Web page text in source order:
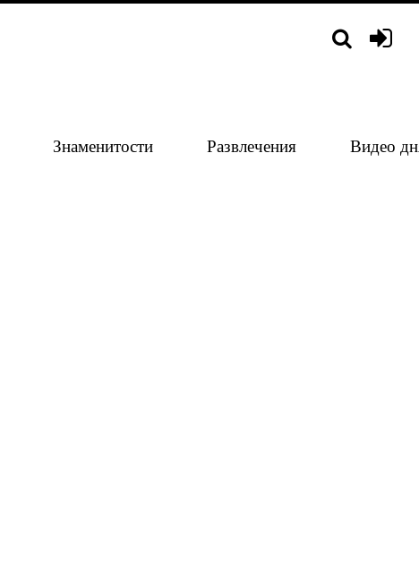
Знаменитости Развлечения Видео